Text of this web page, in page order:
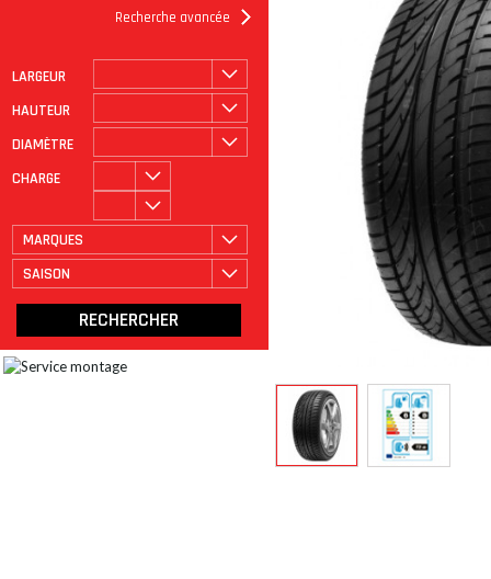
Recherche avancée
LARGEUR
HAUTEUR
DIAMÈTRE
CHARGE
MARQUES
SAISON
ROULAGE À PLAT